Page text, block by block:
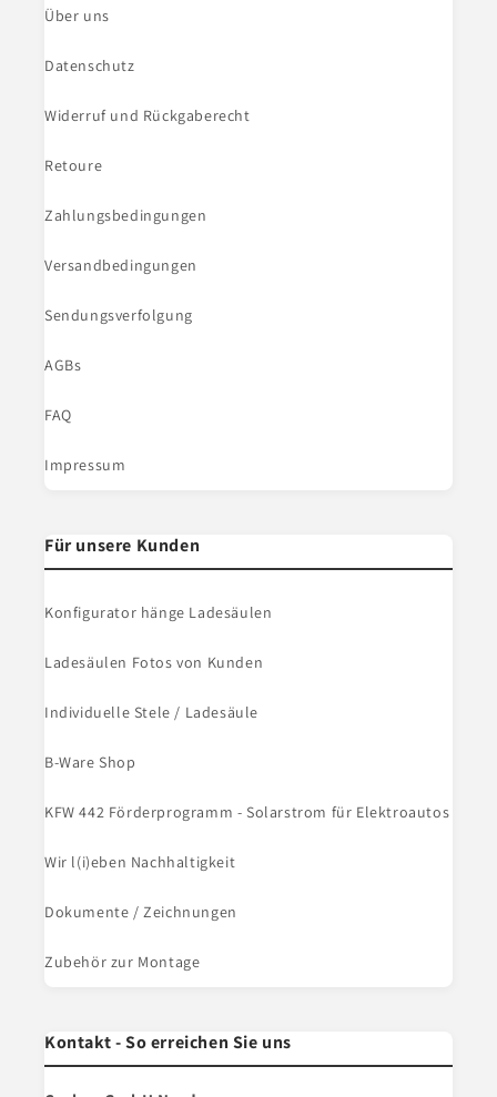
Über uns
Datenschutz
Widerruf und Rückgaberecht
Retoure
Zahlungsbedingungen
Versandbedingungen
Sendungsverfolgung
AGBs
FAQ
Impressum
Für unsere Kunden
Konfigurator hänge Ladesäulen
Ladesäulen Fotos von Kunden
Individuelle Stele / Ladesäule
B-Ware Shop
KFW 442 Förderprogramm - Solarstrom für Elektroautos
Wir l(i)eben Nachhaltigkeit
Dokumente / Zeichnungen
Zubehör zur Montage
Kontakt - So erreichen Sie uns